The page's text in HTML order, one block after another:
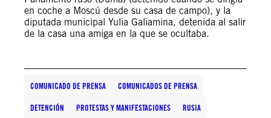
en coche a Moscú desde su casa de campo), y la
diputada municipal Yulia Galiamina, detenida al salir
de la casa una amiga en la que se ocultaba.
COMUNICADO DE PRENSA COMUNICADOS DE PRENSA
DETENCIÓN PROTESTAS Y MANIFESTACIONES RUSIA